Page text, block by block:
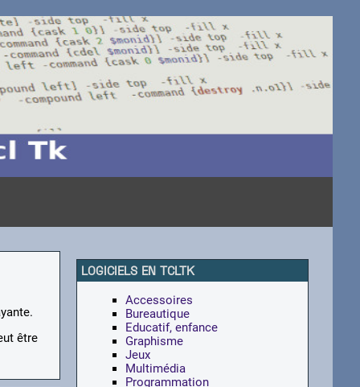
être
LOGICIELS EN TCLTK
Accessoires
Bureautique
Educatif, enfance
Graphisme
Jeux
Multimédia
Programmation